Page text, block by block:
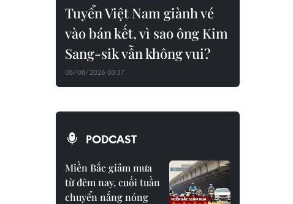
Tuyển Việt Nam giành vé
vào bán kết, vì sao ông Kim
Sang-sik vẫn không vui?
08/08/2026 03:37
PODCAST
Miền Bắc giảm mưa
từ đêm nay, cuối tuần
chuyển nắng nóng